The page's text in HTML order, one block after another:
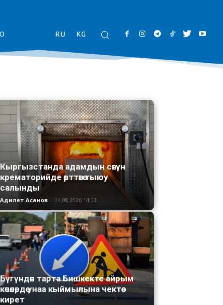
RU KG
Кыргызстанда адамдын сөөгүн
крематорийде өрттөөгө тыюу
салынды
Адилет Асанов - 04.08.2026 14:03
Бүгүндөн тарта Бишкекте айрым
көчөлөрдө унаа кыймылына чектөө
кирет